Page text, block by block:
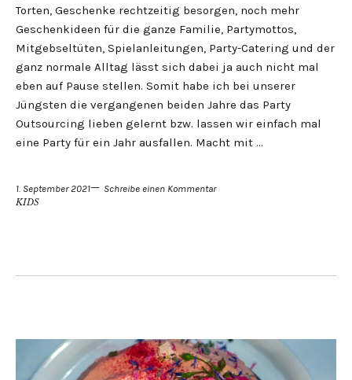
Torten, Geschenke rechtzeitig besorgen, noch mehr
Geschenkideen für die ganze Familie, Partymottos,
Mitgebseltüten, Spielanleitungen, Party-Catering und der
ganz normale Alltag lässt sich dabei ja auch nicht mal
eben auf Pause stellen. Somit habe ich bei unserer
Jüngsten die vergangenen beiden Jahre das Party
Outsourcing lieben gelernt bzw. lassen wir einfach mal
eine Party für ein Jahr ausfallen. Macht mit …
1. September 2021 Schreibe einen Kommentar
KIDS